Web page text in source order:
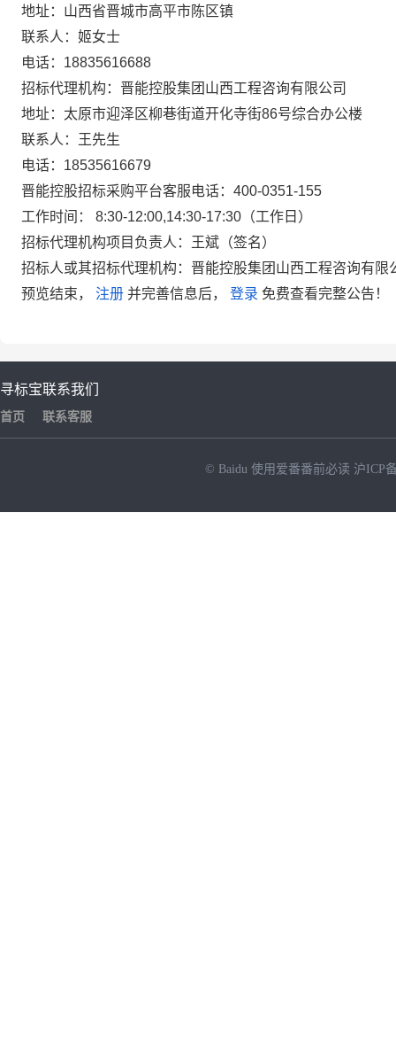
地址：山西省晋城市高平市陈区镇
联系人：姬女士
电话：18835616688
招标代理机构：晋能控股集团山西工程咨询有限公司
地址：太原市迎泽区柳巷街道开化寺街86号综合办公楼
联系人：王先生
电话：18535616679
晋能控股招标采购平台客服电话：400-0351-155
工作时间： 8:30-12:00,14:30-17:30（工作日）
招标代理机构项目负责人：王斌（签名）
招标人或其招标代理机构：晋能控股集团山西工程咨询有限
预览结束， 注册 并完善信息后， 登录 免费查看完整公告！
寻标宝
首页
联系我们
联系客服
© Baidu 使用爱番番前必读 沪ICP